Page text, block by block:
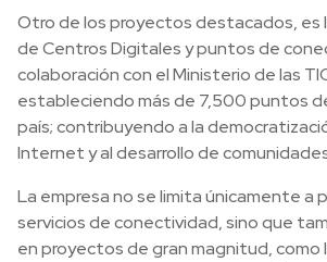
Otro de los proyectos destacados, es
de Centros Digitales y puntos de
colaboración con el Ministerio de las
estableciendo más de 7,500 puntos
país; contribuyendo a la
Internet y al desarrollo de
La empresa no se limita únicamente a
servicios de conectividad, sino que
en proyectos de gran magnitud, como